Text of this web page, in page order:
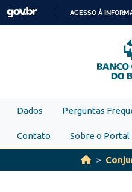
Skip to main content
ACESSO À
Dados Perguntas
Contato Sobre o Portal